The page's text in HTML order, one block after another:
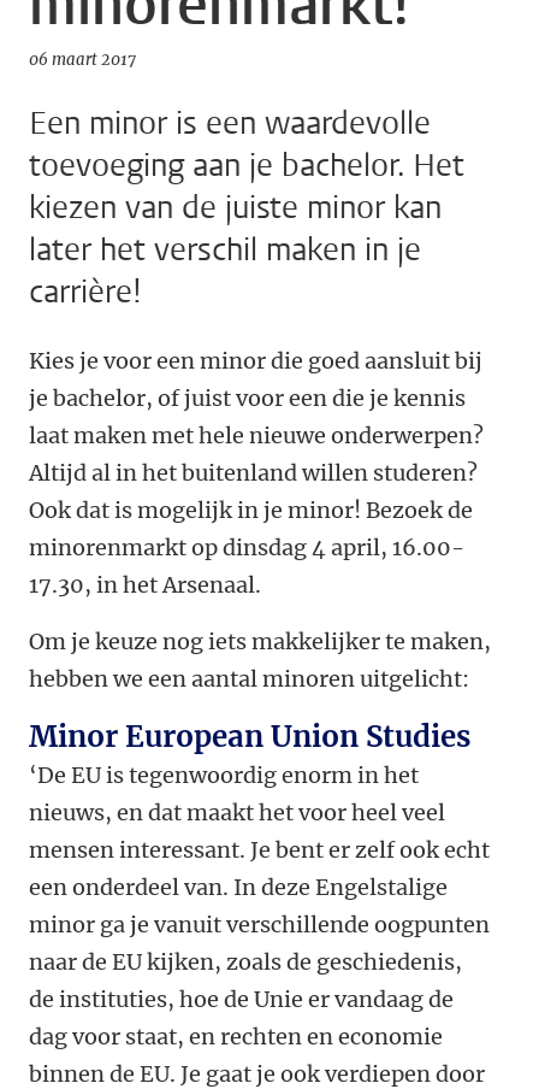
06 maart 2017
Een minor is een waardevolle
toevoeging aan je bachelor. Het
kiezen van de juiste minor kan
later het verschil maken in je
carrière!
Kies je voor een minor die goed aansluit bij
je bachelor, of juist voor een die je kennis
laat maken met hele nieuwe onderwerpen?
Altijd al in het buitenland willen studeren?
Ook dat is mogelijk in je minor! Bezoek de
minorenmarkt op dinsdag 4 april, 16.00-
17.30, in het Arsenaal.
Om je keuze nog iets makkelijker te maken,
hebben we een aantal minoren uitgelicht:
Minor European Union Studies
‘De EU is tegenwoordig enorm in het
nieuws, en dat maakt het voor heel veel
mensen interessant. Je bent er zelf ook echt
een onderdeel van. In deze Engelstalige
minor ga je vanuit verschillende oogpunten
naar de EU kijken, zoals de geschiedenis,
de instituties, hoe de Unie er vandaag de
dag voor staat, en rechten en economie
binnen de EU. Je gaat je ook verdiepen door